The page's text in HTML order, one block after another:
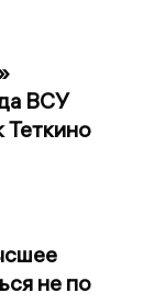
ВСУ
Теткино
не по